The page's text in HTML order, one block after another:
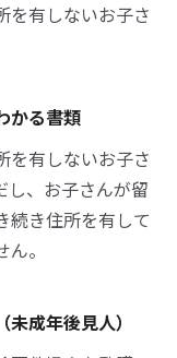
を有しないお子さ
かる書類
を有しないお子さ
し、お子さんが留
続き住所を有して
。
成年後見人）